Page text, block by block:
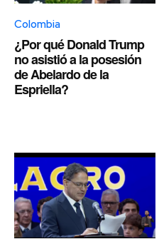
Colombia
¿Por qué Donald Trump
no asistió a la posesión
de Abelardo de la
Espriella?